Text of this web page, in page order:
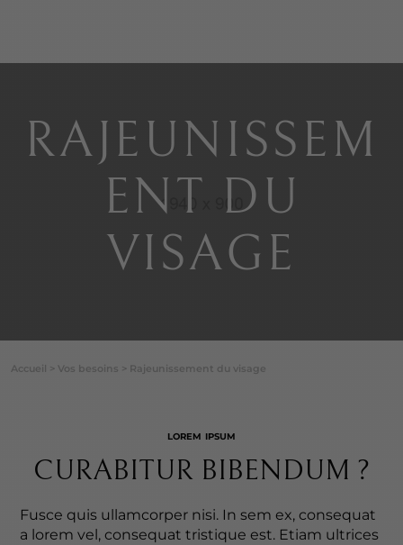
RAJEUNISSEM
ENT DU
VISAGE
Accueil > Vos besoins > Rajeunissement du visage
LOREM IPSUM
CURABITUR BIBENDUM ?
Fusce quis ullamcorper nisi. In sem ex, consequat
a lorem vel, consequat tristique est. Etiam ultrices